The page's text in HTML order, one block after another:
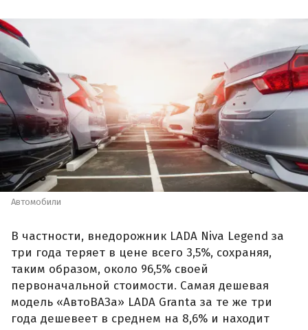
Автомобили
В частности, внедорожник LADA Niva Legend за
три года теряет в цене всего 3,5%, сохраняя,
таким образом, около 96,5% своей
первоначальной стоимости. Самая дешевая
модель «АвтоВАЗа» LADA Granta за те же три
года дешевеет в среднем на 8,6% и находит